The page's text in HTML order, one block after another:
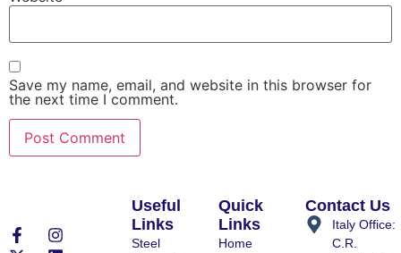
Save my name, email, and website in this browser for
the next time I comment.
Useful
Links
Steel
Quick
Links
Home
Contact Us
Italy Office:
C.R.